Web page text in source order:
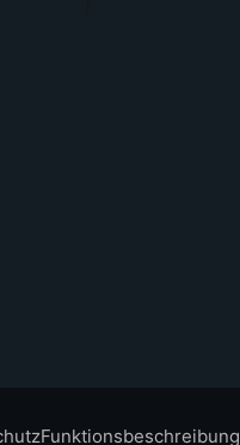
Funktionsbeschreibung